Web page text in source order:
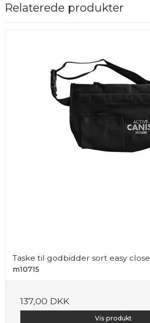
Relaterede produkter
Taske til godbidder sort easy close
m10715
137,00 DKK
Vis produkt